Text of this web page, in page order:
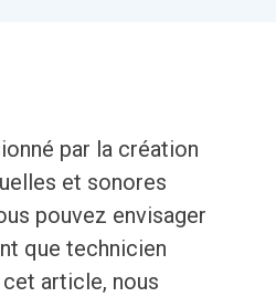
par la création
et sonores
pouvez envisager
que technicien
article, nous